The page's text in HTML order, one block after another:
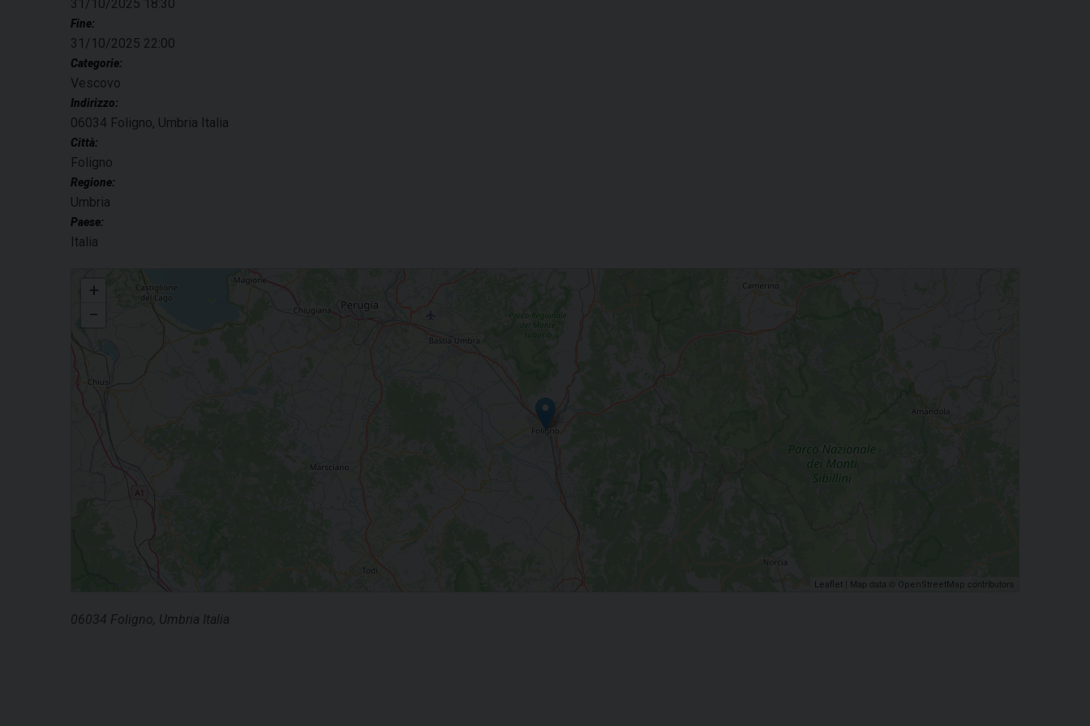
31/10/2025 18:30
Fine:
31/10/2025 22:00
Categorie:
Vescovo
Indirizzo:
06034 Foligno, Umbria Italia
Città:
Foligno
Regione:
Umbria
Paese:
Italia
+
−
Leaflet | Map data © OpenStreetMap contributors
06034 Foligno, Umbria Italia